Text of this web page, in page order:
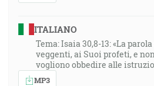
ITALIANO
Tema: Isaia 30,8-13: «La
veggenti, ai Suoi profeti, e
vogliono obbedire alle
MP3